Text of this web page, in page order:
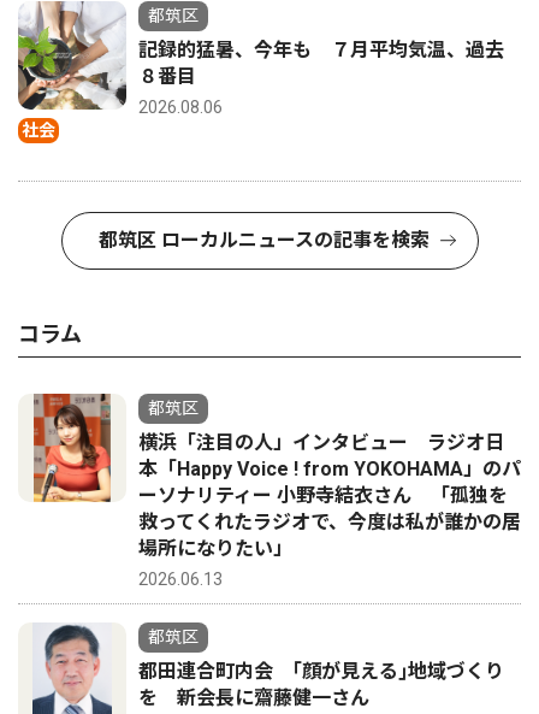
社会
都筑区
記録的猛暑、今年も ７月平均気温、過去
８番目
2026.08.06
都筑区 ローカルニュースの記事を検索
コラム
都筑区
横浜「注目の人」インタビュー ラジオ日
本「Happy Voice ! from YOKOHAMA」のパ
ーソナリティー 小野寺結衣さん 「孤独を
救ってくれたラジオで、今度は私が誰かの居
場所になりたい」
2026.06.13
都筑区
都田連合町内会 ｢顔が見える｣地域づくり
を 新会長に齋藤健一さん